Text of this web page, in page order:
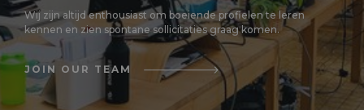
Wij zijn altijd enthousiast om boeiende profielen te leren
kennen en zien spontane sollicitaties graag komen.
JOIN OUR TEAM